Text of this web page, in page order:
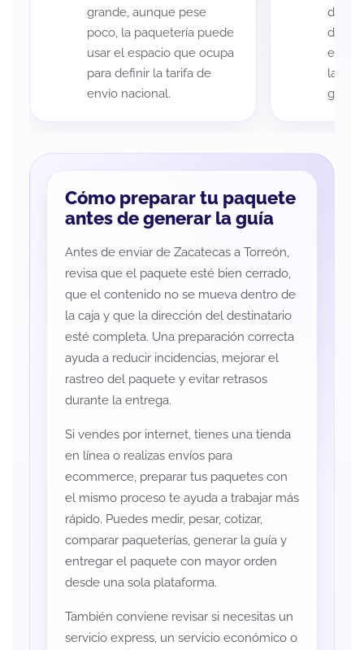
grande, aunque pese
poco, la paquetería puede
usar el espacio que ocupa
para definir la tarifa de
envío nacional.
de
de
eso
la
guía
Cómo preparar tu paquete
antes de generar la guía
Antes de enviar de Zacatecas a Torreón,
revisa que el paquete esté bien cerrado,
que el contenido no se mueva dentro de
la caja y que la dirección del destinatario
esté completa. Una preparación correcta
ayuda a reducir incidencias, mejorar el
rastreo del paquete y evitar retrasos
durante la entrega.
Si vendes por internet, tienes una tienda
en línea o realizas envíos para
ecommerce, preparar tus paquetes con
el mismo proceso te ayuda a trabajar más
rápido. Puedes medir, pesar, cotizar,
comparar paqueterías, generar la guía y
entregar el paquete con mayor orden
desde una sola plataforma.
También conviene revisar si necesitas un
servicio express, un servicio económico o